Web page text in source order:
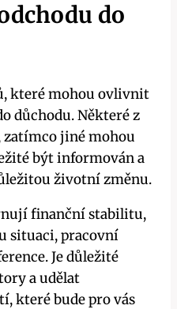
do
které mohou ovlivnit
důchodu. Některé z
jiné mohou
být informován a
životní změnu.
finanční stabilitu,
situaci, pracovní
Je důležité
a udělat
které bude pro vás